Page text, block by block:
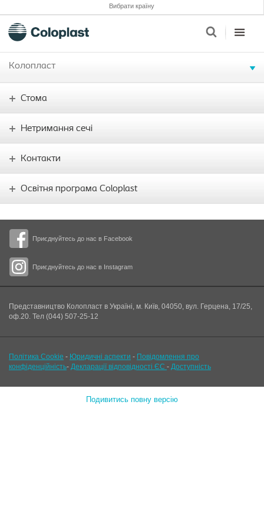
Вибрати країну
Колопласт
Приєднуйтесь до нас в Facebook
Приєднуйтесь до нас в Instagram
Стома
Нетримання сечі
Контакти
Освітня програма Coloplast
Представництво Колопласт в Україні, м. Київ, 04050, вул. Герцена, 17/25,
оф.20. Тел (044) 507-25-12
Політика Cookie - Юридичні аспекти - Повідомлення про
конфіденційність- Декларації відповідності ЄС - Доступність
Подивитись повну версію